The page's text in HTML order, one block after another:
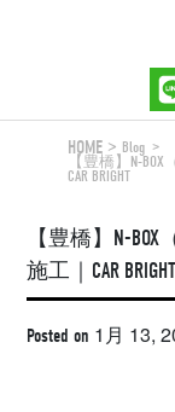
HOME
Blog
【豊橋】N-
CAR BRIGHT
【豊橋】N-
施工｜CAR BRIGHT
Posted on 1月 13,